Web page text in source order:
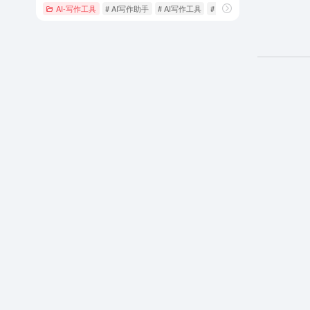
AI-写作工具 # AI写作助手 # AI写作工具 # 个性化取名